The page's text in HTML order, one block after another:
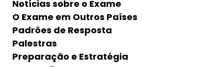
Notícias sobre o Exame
O Exame em Outros Países
Padrões de Resposta
Palestras
Preparação e Estratégia